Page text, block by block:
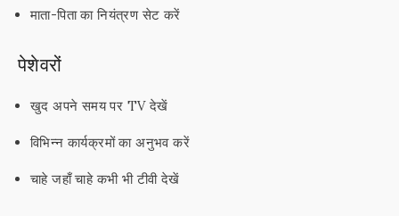
माता-पिता का नियंत्रण सेट करें
पेशेवरों
खुद अपने समय पर TV देखें
विभिन्न कार्यक्रमों का अनुभव करें
चाहे जहाँ चाहे कभी भी टीवी देखें